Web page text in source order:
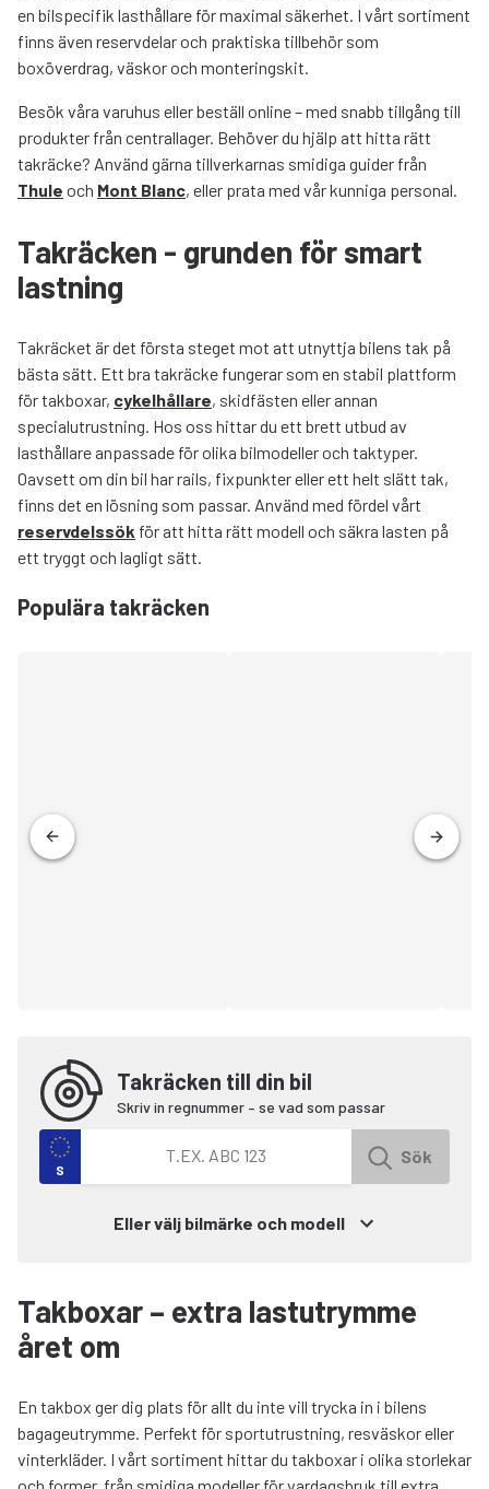
en bilspecifik lasthållare för maximal säkerhet. I vårt sortiment
finns även reservdelar och praktiska tillbehör som
boxöverdrag, väskor och monteringskit.
Besök våra varuhus eller beställ online – med snabb tillgång till
produkter från centrallager. Behöver du hjälp att hitta rätt
takräcke? Använd gärna tillverkarnas smidiga guider från
Thule och Mont Blanc, eller prata med vår kunniga personal.
Takräcken - grunden för smart
lastning
Takräcket är det första steget mot att utnyttja bilens tak på
bästa sätt. Ett bra takräcke fungerar som en stabil plattform
för takboxar, cykelhållare, skidfästen eller annan
specialutrustning. Hos oss hittar du ett brett utbud av
lasthållare anpassade för olika bilmodeller och taktyper.
Oavsett om din bil har rails, fixpunkter eller ett helt slätt tak,
finns det en lösning som passar. Använd med fördel vårt
reservdelssök för att hitta rätt modell och säkra lasten på
ett tryggt och lagligt sätt.
Populära takräcken
Takräcken till din bil
Skriv in regnummer – se vad som passar
S
Sök efter fordon med registreringsnummer
Sök
Eller välj bilmärke och modell
Takboxar – extra lastutrymme
året om
En takbox ger dig plats för allt du inte vill trycka in i bilens
bagageutrymme. Perfekt för sportutrustning, resväskor eller
vinterkläder. I vårt sortiment hittar du takboxar i olika storlekar